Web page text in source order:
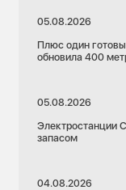
05.08.2026
Плюс один
обновила 400
05.08.2026
Электростанции
запасом
04.08.2026